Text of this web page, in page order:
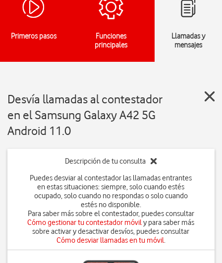
Primeros pasos
Funciones
principales
Llamadas y
mensajes
Desvía llamadas al contestador
en el Samsung Galaxy A42 5G
Android 11.0
Descripción de tu consulta
Puedes desviar al contestador las llamadas entrantes
en estas situaciones: siempre, solo cuando estés
ocupado, solo cuando no respondas o solo cuando
estés no disponible.
Para saber más sobre el contestador, puedes consultar
Cómo gestionar tu contestador móvily para saber más
sobre activar y desactivar desvíos, puedes consultar
Cómo desviar llamadas en tu móvil.